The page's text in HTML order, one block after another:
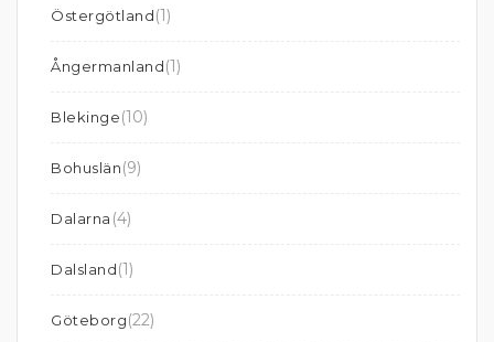
Östergötland(1)
Ångermanland(1)
Blekinge(10)
Bohuslän(9)
Dalarna (4)
Dalsland(1)
Göteborg(22)